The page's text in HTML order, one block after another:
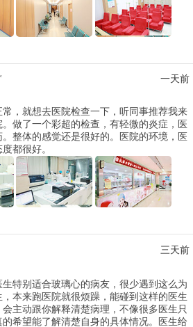
一天前
，就想去医院检查一下，听同事推荐我来
。做了一个彩超的检查，有轻微的炎症，医
整体的感觉还是很好的。医院的环境，医
都很好。
三天前
特别适合玻璃心的病友，很少遇到这么为
，本来跑医院就很烦躁，能碰到这样的医生
主动跟你解释清楚病理，不像很多医生只
希望能了解清楚自身的具体情况。医生给